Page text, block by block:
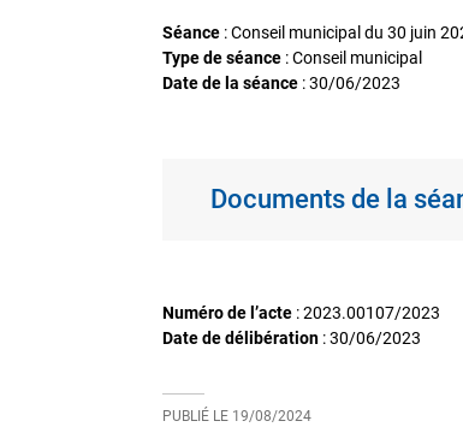
Séance : Conseil municipal du 30 juin
Type de séance : Conseil municipal
Date de la séance :30/06/2023
Documents de la
Numéro de l’acte : 2023.00107/2023
Date de délibération :30/06/2023
PUBLIÉ LE 19/08/2024